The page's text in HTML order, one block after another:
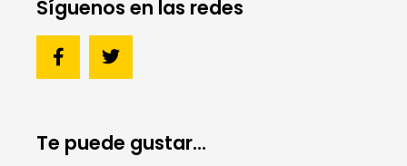
Síguenos en las redes
Te puede gustar...